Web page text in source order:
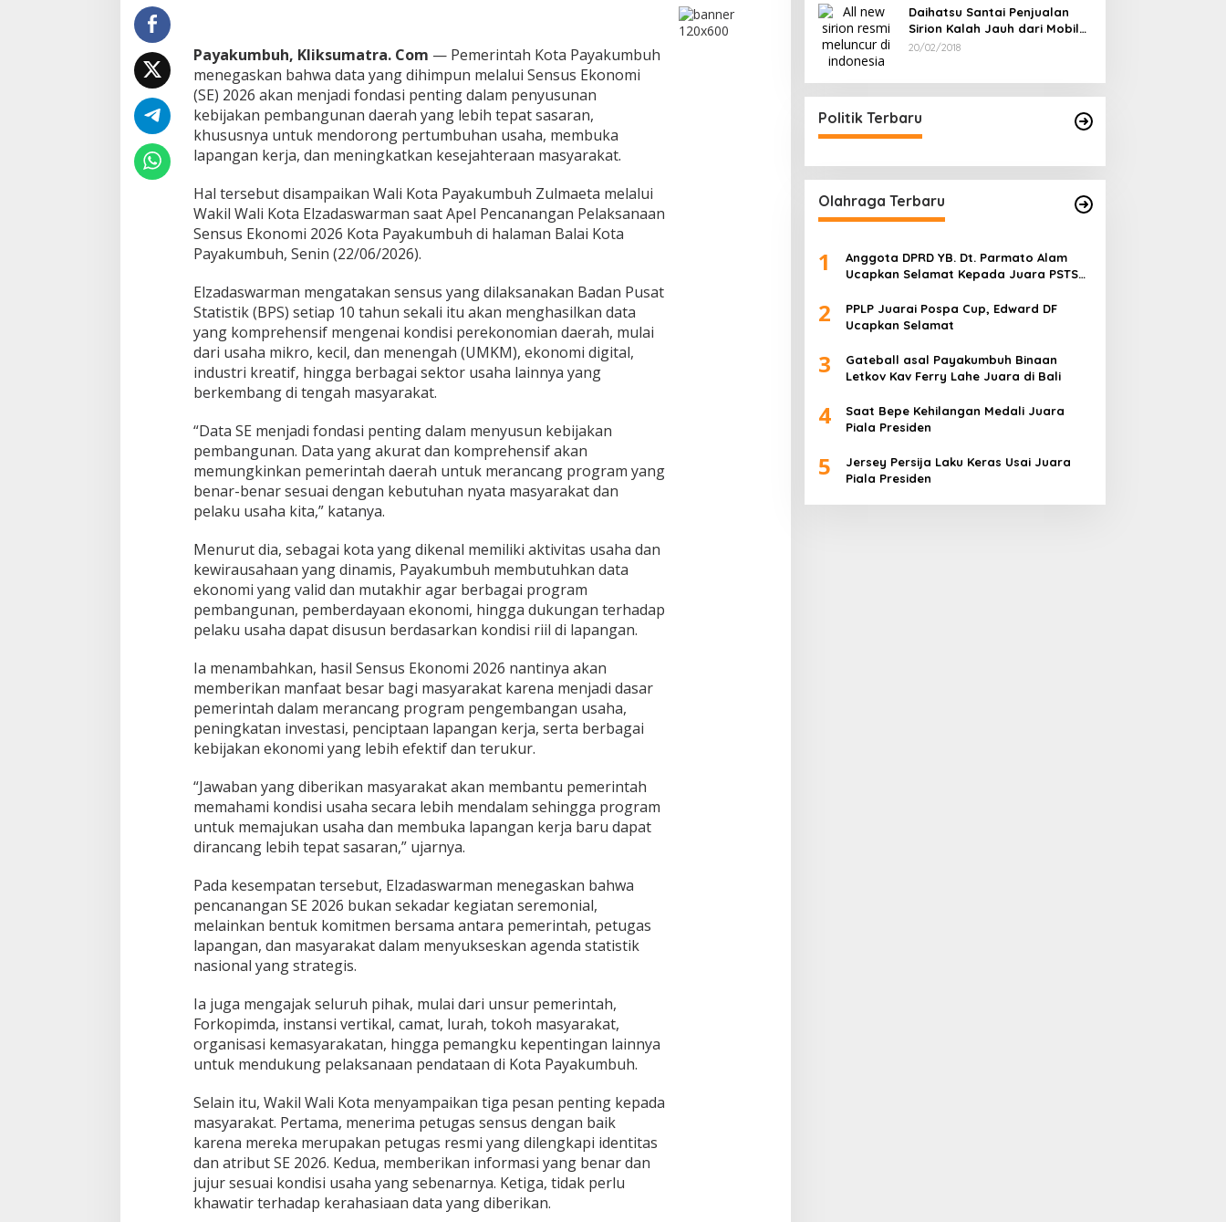
a
n
g
a
n
P
e
a
k
a
n
S
e
n
s
u
s
E
o
n
o
m
i
E
z
a
d
a
s
w
r
m
a
n
:
D
t
a
S
E
M
r
u
p
a
k
a
P
o
n
d
a
i
P
e
n
t
i
g
Payakumbuh, Kliksumatra. Com — Pemerintah Kota Payakumbuh
menegaskan bahwa data yang dihimpun melalui Sensus Ekonomi
(SE) 2026 akan menjadi fondasi penting dalam penyusunan
kebijakan pembangunan daerah yang lebih tepat sasaran,
khususnya untuk mendorong pertumbuhan usaha, membuka
lapangan kerja, dan meningkatkan kesejahteraan masyarakat.
Hal tersebut disampaikan Wali Kota Payakumbuh Zulmaeta melalui
Wakil Wali Kota Elzadaswarman saat Apel Pencanangan Pelaksanaan
Sensus Ekonomi 2026 Kota Payakumbuh di halaman Balai Kota
Payakumbuh, Senin (22/06/2026).
Elzadaswarman mengatakan sensus yang dilaksanakan Badan Pusat
Statistik (BPS) setiap 10 tahun sekali itu akan menghasilkan data
yang komprehensif mengenai kondisi perekonomian daerah, mulai
dari usaha mikro, kecil, dan menengah (UMKM), ekonomi digital,
industri kreatif, hingga berbagai sektor usaha lainnya yang
berkembang di tengah masyarakat.
“Data SE menjadi fondasi penting dalam menyusun kebijakan
pembangunan. Data yang akurat dan komprehensif akan
memungkinkan pemerintah daerah untuk merancang program yang
benar-benar sesuai dengan kebutuhan nyata masyarakat dan
pelaku usaha kita,” katanya.
Menurut dia, sebagai kota yang dikenal memiliki aktivitas usaha dan
kewirausahaan yang dinamis, Payakumbuh membutuhkan data
ekonomi yang valid dan mutakhir agar berbagai program
pembangunan, pemberdayaan ekonomi, hingga dukungan terhadap
pelaku usaha dapat disusun berdasarkan kondisi riil di lapangan.
Ia menambahkan, hasil Sensus Ekonomi 2026 nantinya akan
memberikan manfaat besar bagi masyarakat karena menjadi dasar
pemerintah dalam merancang program pengembangan usaha,
peningkatan investasi, penciptaan lapangan kerja, serta berbagai
kebijakan ekonomi yang lebih efektif dan terukur.
“Jawaban yang diberikan masyarakat akan membantu pemerintah
memahami kondisi usaha secara lebih mendalam sehingga program
untuk memajukan usaha dan membuka lapangan kerja baru dapat
dirancang lebih tepat sasaran,” ujarnya.
Pada kesempatan tersebut, Elzadaswarman menegaskan bahwa
pencanangan SE 2026 bukan sekadar kegiatan seremonial,
melainkan bentuk komitmen bersama antara pemerintah, petugas
lapangan, dan masyarakat dalam menyukseskan agenda statistik
nasional yang strategis.
Ia juga mengajak seluruh pihak, mulai dari unsur pemerintah,
Forkopimda, instansi vertikal, camat, lurah, tokoh masyarakat,
organisasi kemasyarakatan, hingga pemangku kepentingan lainnya
untuk mendukung pelaksanaan pendataan di Kota Payakumbuh.
Selain itu, Wakil Wali Kota menyampaikan tiga pesan penting kepada
masyarakat. Pertama, menerima petugas sensus dengan baik
karena mereka merupakan petugas resmi yang dilengkapi identitas
dan atribut SE 2026. Kedua, memberikan informasi yang benar dan
jujur sesuai kondisi usaha yang sebenarnya. Ketiga, tidak perlu
khawatir terhadap kerahasiaan data yang diberikan.
Daihatsu Santai Penjualan
Sirion Kalah Jauh dari Mobil
LCGC
20/02/2018
Politik Terbaru
Olahraga Terbaru
1
Anggota DPRD YB. Dt. Parmato Alam
Ucapkan Selamat Kepada Juara PSTS
2
PPLP Juarai Pospa Cup, Edward DF
Ucapkan Selamat
3
Gateball asal Payakumbuh Binaan
Letkov Kav Ferry Lahe Juara di Bali
4
Saat Bepe Kehilangan Medali Juara
Piala Presiden
5
Jersey Persija Laku Keras Usai Juara
Piala Presiden